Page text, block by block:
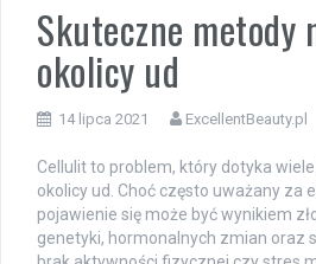
Skuteczne
okolicy ud
14 lipca 2021 ExcellentBeauty.pl
Cellulit to problem, który dotyka
okolicy ud. Choć często uważany za
pojawienie się może być wynikiem
genetyki, hormonalnych zmian oraz